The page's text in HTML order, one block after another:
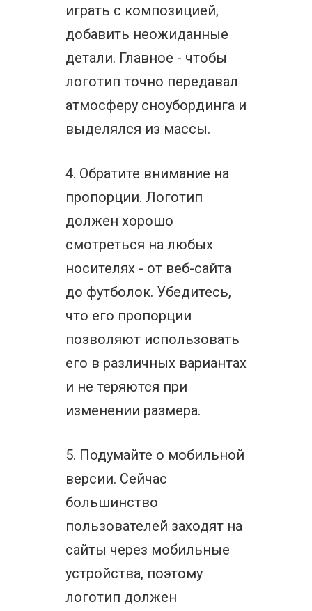
играть с композицией,
добавить неожиданные
детали. Главное - чтобы
логотип точно передавал
атмосферу сноубординга и
выделялся из массы.
4. Обратите внимание на
пропорции. Логотип
должен хорошо
смотреться на любых
носителях - от веб-сайта
до футболок. Убедитесь,
что его пропорции
позволяют использовать
его в различных вариантах
и не теряются при
изменении размера.
5. Подумайте о мобильной
версии. Сейчас
большинство
пользователей заходят на
сайты через мобильные
устройства, поэтому
логотип должен